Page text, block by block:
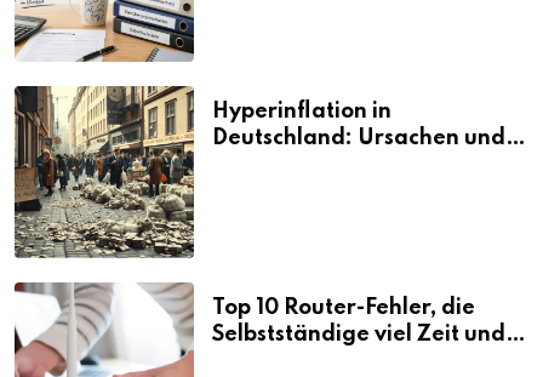
Hyperinflation in
Deutschland: Ursachen und
Top 10 Router-Fehler, die
Selbstständige viel Zeit und